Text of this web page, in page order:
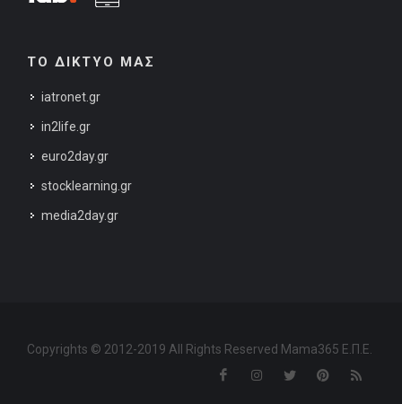
ΤΟ ΔΙΚΤΥΟ ΜΑΣ
iatronet.gr
in2life.gr
euro2day.gr
stocklearning.gr
media2day.gr
Copyrights © 2012-2019 All Rights Reserved Mama365 Ε.Π.Ε.